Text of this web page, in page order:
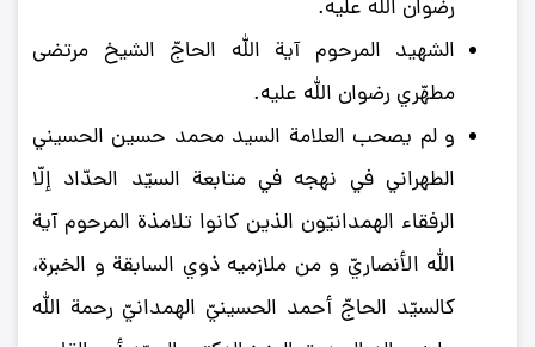
رضوان الله عليه.
الشهید المرحوم آیة ‌الله الحاجّ الشیخ مرتضی
مطهّري رضوان الله عليه.
و لم يصحب العلامة السيد محمد حسين الحسيني
الطهراني في نهجه في متابعة السيّد الحدّاد إلّا
الرفقاء الهمدانيّون الذين كانوا تلامذة المرحوم آية
الله الأنصاريّ و من ملازميه ذوي السابقة و الخبرة،
كالسيّد الحاجّ أحمد الحسينيّ الهمدانيّ رحمة الله